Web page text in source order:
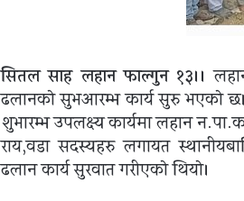
सितल साह लहान फाल्गुन १३।।
ढलानकाे सुभआरम्भ कार्य सुरु भएकाे
शुभारम्भ उपलक्ष्य कार्यमा लहान
राय,वडा सदस्यहरु लगायत
ढलान कार्य सुरवात गरीएकाे थियाे।